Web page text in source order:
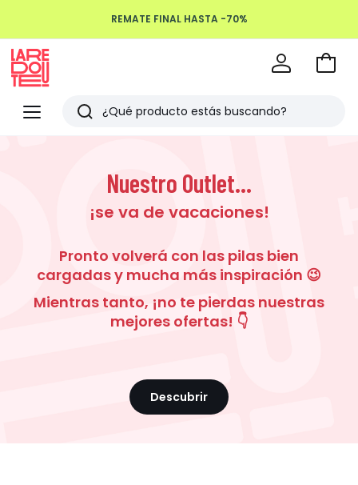
REMATE FINAL HASTA -70%
Menu
Redoute
Buscar
Últimos
vistos
Ir
Nuestro Outlet...
¡se va de vacaciones!
Pronto volverá con las pilas bien
cargadas y mucha más inspiración 😉
Mientras tanto, ¡no te pierdas nuestras
mejores ofertas! 👇
Descubrir